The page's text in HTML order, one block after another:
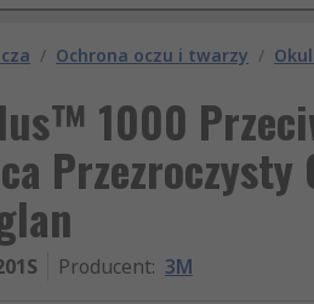
/ Ochrona oczu i twarzy /
1000
Przezroczysty
Producent: 3M